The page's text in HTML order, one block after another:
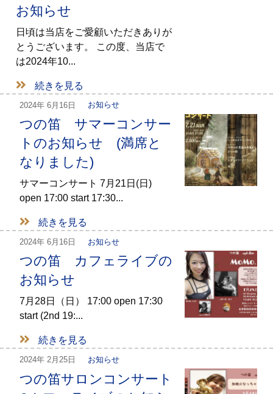
お知らせ
日頃は当店をご愛顧いただきありが
とうございます。 この度、当店で
は2024年10...
続きを見る
2024年 6月16日 お知らせ
つの笛 サマーコンサー
トのお知らせ (満席と
なりました)
サマーコンサート 7月21日(日)
open 17:00 start 17:30...
続きを見る
2024年 6月16日 お知らせ
つの笛 カフェライブの
お知らせ
7月28日（日） 17:00 open 17:30
start (2nd 19:...
続きを見る
2024年 2月25日 お知らせ
つの笛サロンコンサート